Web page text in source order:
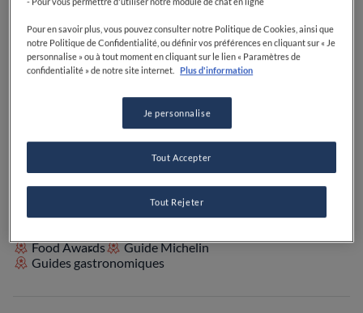
CLOSED OpensDimanche, 11:30-14:00, 19:30-24:00
VOIR HORAIRES D'OUVERTURE
PRIX
VISIT WEBSITE
Food Awards
Guide Michelin
Guides gastronomiques
Pour en savoir plus, vous pouvez consulter notre Politique de Cookies, ainsi que
notre Politique de Confidentialité, ou définir vos préférences en cliquant sur « Je
personnalise » ou à tout moment en cliquant sur le lien « Paramètres de
confidentialité » de notre site internet.
Plus d'information
Je personnalise
Tout Rejeter
Tout Accepter